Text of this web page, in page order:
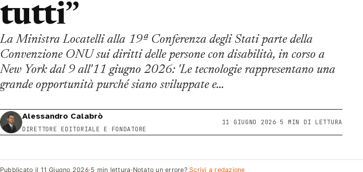
tutti”
La Ministra Locatelli alla 19ª Conferenza degli Stati parte della
Convenzione ONU sui diritti delle persone con disabilità, in corso a
New York dal 9 all'11 giugno 2026: 'Le tecnologie rappresentano una
grande opportunità purché siano sviluppate e…
Alessandro Calabrò
DIRETTORE EDITORIALE E FONDATORE
11 GIUGNO 2026 ·5 MIN DI LETTURA
Pubblicato il 11 Giugno 2026·5 min lettura ·Notato un errore? Scrivi a redazione